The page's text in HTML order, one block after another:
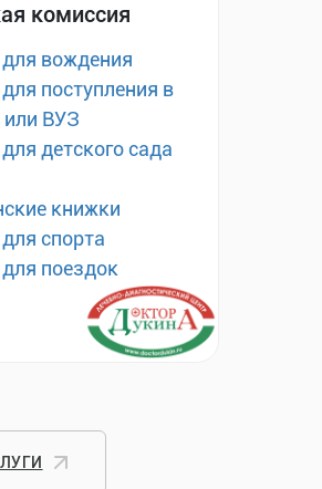
комиссия
вождения
поступления в
ВУЗ
детского сада
книжки
спорта
поездок